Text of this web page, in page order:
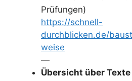
Prüfungen)
https://schnell-
durchblicken.de/
weise
—
Übersicht über